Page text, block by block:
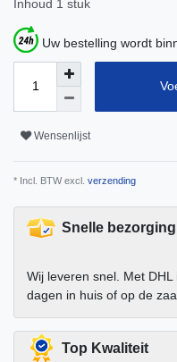
Inhoud 1 stuk
Uw bestelling wordt
Wensenlijst
* Incl. BTW excl. verzending
Snelle bezorging
Wij leveren snel. Met
dagen in huis of op de
Top Kwaliteit